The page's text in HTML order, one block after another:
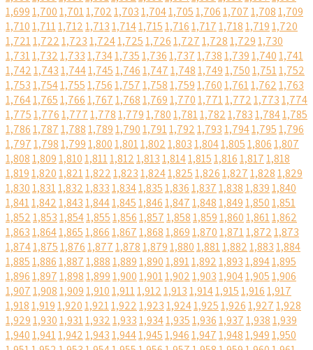
1,6991,7001,7011,7021,7031,7041,7051,7061,7071,7081,709
1,7101,7111,7121,7131,7141,7151,7161,7171,7181,7191,720
1,7211,7221,7231,7241,7251,7261,7271,7281,7291,730
1,7311,7321,7331,7341,7351,7361,7371,7381,7391,7401,741
1,7421,7431,7441,7451,7461,7471,7481,7491,7501,7511,752
1,7531,7541,7551,7561,7571,7581,7591,7601,7611,7621,763
1,7641,7651,7661,7671,7681,7691,7701,7711,7721,7731,774
1,7751,7761,7771,7781,7791,7801,7811,7821,7831,7841,785
1,7861,7871,7881,7891,7901,7911,7921,7931,7941,7951,796
1,7971,7981,7991,8001,8011,8021,8031,8041,8051,8061,807
1,8081,8091,8101,8111,8121,8131,8141,8151,8161,8171,818
1,8191,8201,8211,8221,8231,8241,8251,8261,8271,8281,829
1,8301,8311,8321,8331,8341,8351,8361,8371,8381,8391,840
1,8411,8421,8431,8441,8451,8461,8471,8481,8491,8501,851
1,8521,8531,8541,8551,8561,8571,8581,8591,8601,8611,862
1,8631,8641,8651,8661,8671,8681,8691,8701,8711,8721,873
1,8741,8751,8761,8771,8781,8791,8801,8811,8821,8831,884
1,8851,8861,8871,8881,8891,8901,8911,8921,8931,8941,895
1,8961,8971,8981,8991,9001,9011,9021,9031,9041,9051,906
1,9071,9081,9091,9101,9111,9121,9131,9141,9151,9161,917
1,9181,9191,9201,9211,9221,9231,9241,9251,9261,9271,928
1,9291,9301,9311,9321,9331,9341,9351,9361,9371,9381,939
1,9401,9411,9421,9431,9441,9451,9461,9471,9481,9491,950